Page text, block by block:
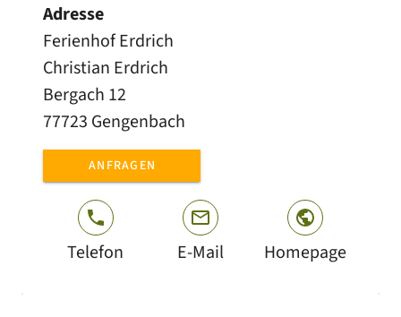
Adresse
Ferienhof Erdrich
Christian Erdrich
Bergach 12
77723 Gengenbach
ANFRAGEN
Telefon E-Mail Homepage